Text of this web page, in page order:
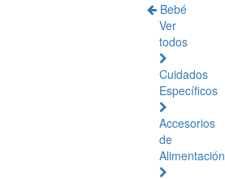
Bebé
Ver
todos
Cuidados
Específicos
Accesorios
de
Alimentación